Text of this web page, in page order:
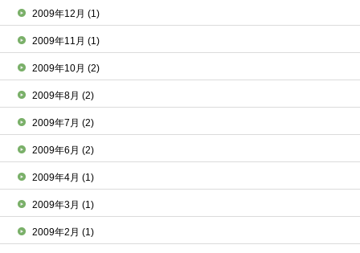
2009年12月(1)
2009年11月(1)
2009年10月(2)
2009年8月(2)
2009年7月(2)
2009年6月(2)
2009年4月(1)
2009年3月(1)
2009年2月(1)